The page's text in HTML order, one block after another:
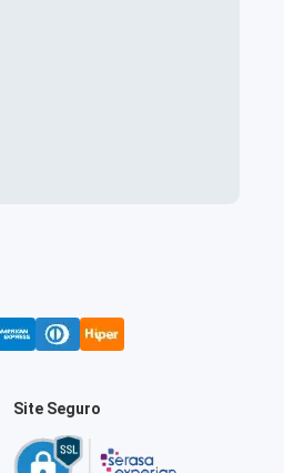
Site Seguro